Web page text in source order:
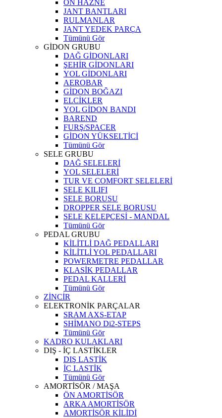
ÖN HAZNE
JANT BANTLARI
RULMANLAR
JANT YEDEK PARÇA
Tümünü Gör
GİDON GRUBU
DAĞ GİDONLARI
ŞEHİR GİDONLARI
YOL GİDONLARI
AEROBAR
GİDON BOĞAZI
ELCİKLER
YOL GİDON BANDI
BAREND
FURŞ/SPACER
GİDON YÜKSELTİCİ
Tümünü Gör
SELE GRUBU
DAĞ SELELERİ
YOL SELELERİ
TUR VE COMFORT SELELERİ
SELE KILIFI
SELE BORUSU
DROPPER SELE BORUSU
SELE KELEPÇESİ - MANDAL
Tümünü Gör
PEDAL GRUBU
KİLİTLİ DAĞ PEDALLARI
KİLİTLİ YOL PEDALLARI
POWERMETRE PEDALLAR
KLASİK PEDALLAR
PEDAL KALLERİ
Tümünü Gör
ZİNCİR
ELEKTRONİK PARÇALAR
SRAM AXS-ETAP
SHİMANO Di2-STEPS
Tümünü Gör
KADRO KULAKLARI
DIŞ - İÇ LASTİKLER
DIŞ LASTİK
İÇ LASTİK
Tümünü Gör
AMORTİSÖR / MAŞA
ÖN AMORTİSÖR
ARKA AMORTİSÖR
AMORTİSÖR KİLİDİ